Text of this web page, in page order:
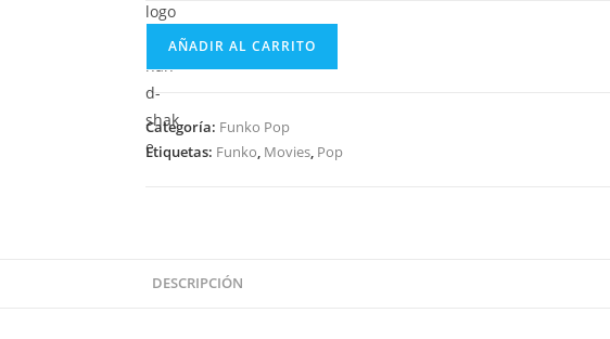
Funko
Movies
Caddyshack
-
AÑADIR AL CARRITO
Categoría: Funko Pop
Etiquetas: Funko, Movies, Pop
DESCRIPCIÓN